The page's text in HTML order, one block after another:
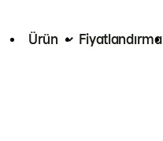
Ürün Fiyatlandırma